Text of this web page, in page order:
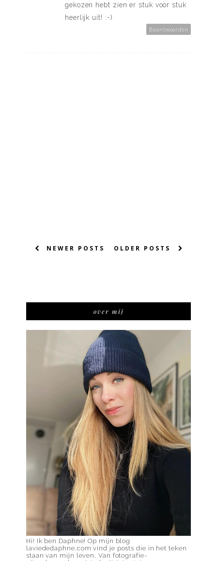
gekozen hebt zien er stuk voor stuk
heerlijk uit! :-)
Beantwoorden
NEWER POSTS OLDER POSTS
over mij
Hi! Ik ben Daphne! Op mijn blog
laviededaphne.com vind je posts die in het teken
staan van mijn leven. Van fotografie-